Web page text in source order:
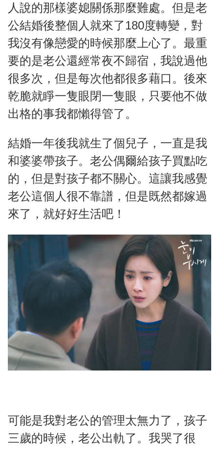
人說的那樣婆媳關係那麼難處。但是老
公結婚後整個人就來了180度轉變，對
我沒有像戀愛的時候那麼上心了。最重
要的是老公還經常夜不歸宿，我說過他
很多次，但是每次他都很多藉口。後來
乾脆就睜一隻眼閉一隻眼，只要他不做
出格的事我都懶得管了。
結婚一年後我就生了個兒子，一直是我
和婆婆帶孩子。老公偶爾給孩子買點吃
的，但是對孩子都不關心。這讓我感覺
老公這個人很不靠譜，但是既然都嫁過
來了，就好好生活吧！
可能是我對老公的管理太無力了，孩子
三歲的時候，老公出軌了。我哭了很